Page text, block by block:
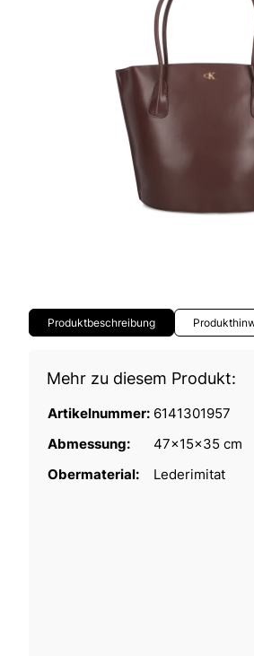
Produktbeschreibung
Mehr zu diesem Produkt:
Artikelnummer: 6141301957
Abmessung:
47x15x35 cm
Obermaterial:
Lederimitat